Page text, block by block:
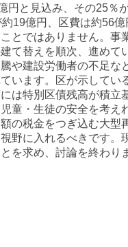
と見込み、その25％
19億円、区費は約56
とではありません。事
て替えを順次、進めて
や建設労働者の不足
います。区が示して
は特別区債残高が積立
童・生徒の安全を考え
の税金をつぎ込む大
野に入れるべきです
を求め、討論を終わり